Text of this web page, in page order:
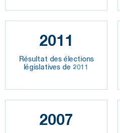
2011
Résultat des élections
législatives de 2011
2007